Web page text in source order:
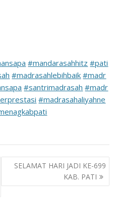
#mandarasahhitz #pati
#madrasahlebihbaik #madr
#santrimadrasah #madr
#madrasahaliyahne
SELAMAT HARI JADI KE-699
KAB. PATI